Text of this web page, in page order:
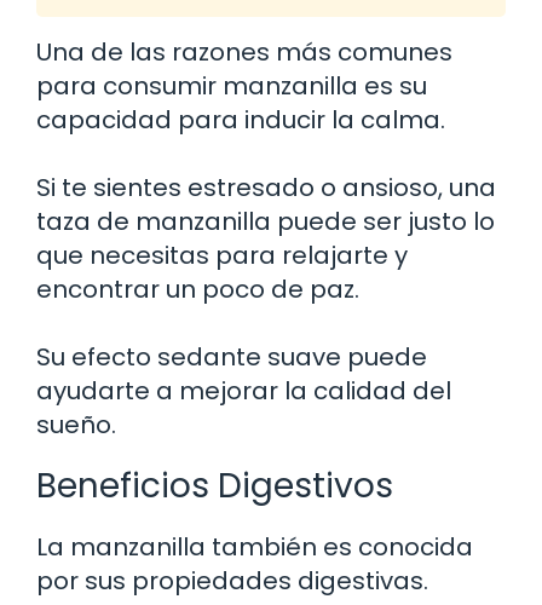
Una de las razones más comunes
para consumir manzanilla es su
capacidad para inducir la calma.
Si te sientes estresado o ansioso, una
taza de manzanilla puede ser justo lo
que necesitas para relajarte y
encontrar un poco de paz.
Su efecto sedante suave puede
ayudarte a mejorar la calidad del
sueño.
Beneficios Digestivos
La manzanilla también es conocida
por sus propiedades digestivas.